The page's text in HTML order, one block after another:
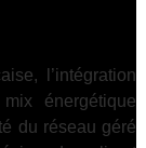
l’intégration
énergétique
du réseau géré